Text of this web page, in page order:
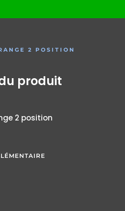
2 POSITION
produit
2 position